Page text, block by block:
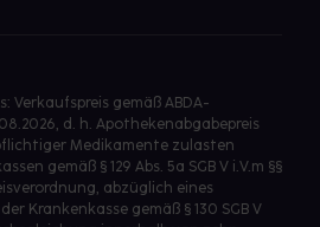
Verkaufspreis gemäß ABDA-
d. h. Apothekenabgabepreis
Medikamente zulasten
gemäß § 129 Abs. 5a SGB V i.V.m §§
abzüglich eines
Krankenkasse gemäß § 130 SGB V